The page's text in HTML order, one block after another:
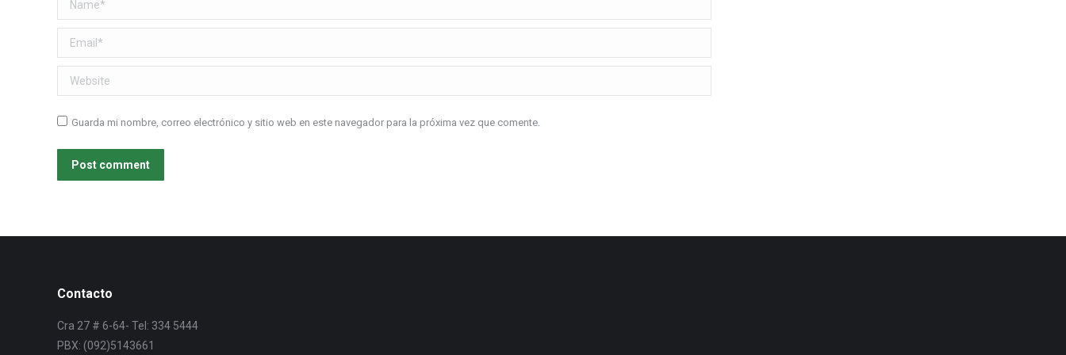
Email *
Website
Guarda mi nombre, correo electrónico y sitio web en este navegador para la próxima vez que comente.
Post comment
Contacto
Cra 27 # 6-64- Tel: 334 5444
PBX: (092)5143661